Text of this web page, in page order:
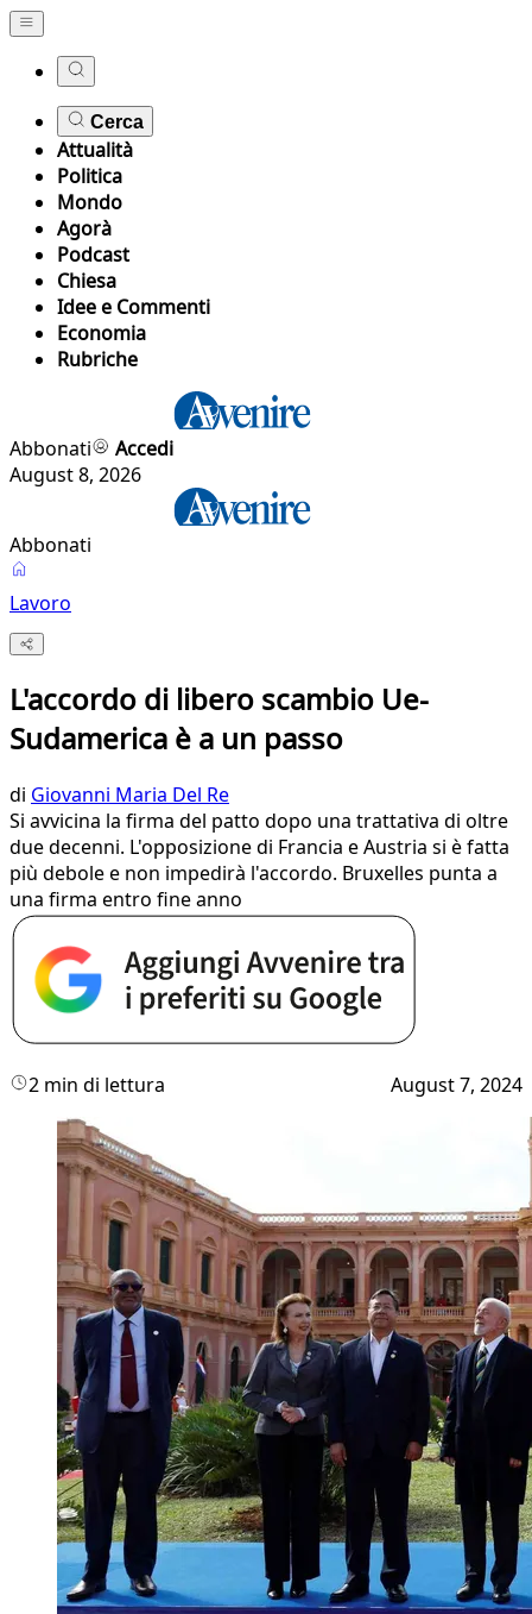
Cerca
Attualità
Politica
Mondo
Agorà
Podcast
Chiesa
Idee e Commenti
Economia
Rubriche
Abbonati
Accedi
August 8, 2026
Abbonati
Lavoro
L'accordo di libero scambio Ue-
Sudamerica è a un passo
di Giovanni Maria Del Re
Si avvicina la firma del patto dopo una trattativa di oltre
due decenni. L'opposizione di Francia e Austria si è fatta
più debole e non impedirà l'accordo. Bruxelles punta a
una firma entro fine anno
2 min di lettura August 7, 2024